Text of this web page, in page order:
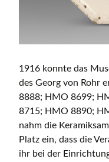
1916 konnte das
des Georg von Rohr
8888; HMO 8699;
8715; HMO 8890;
nahm die
Platz ein, dass die
ihr bei der